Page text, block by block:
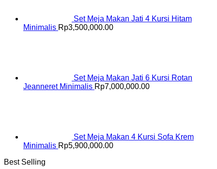
Set Meja Makan Jati 4 Kursi Hitam
Minimalis Rp3,500,000.00
Set Meja Makan Jati 6 Kursi Rotan
Jeanneret Minimalis Rp7,000,000.00
Set Meja Makan 4 Kursi Sofa Krem
Minimalis Rp5,900,000.00
Best Selling